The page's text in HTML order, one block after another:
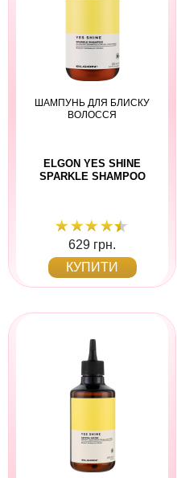
ШАМПУНЬ ДЛЯ БЛИСКУ
ВОЛОССЯ
ELGON YES SHINE
SPARKLE SHAMPOO
629 грн.
КУПИТИ